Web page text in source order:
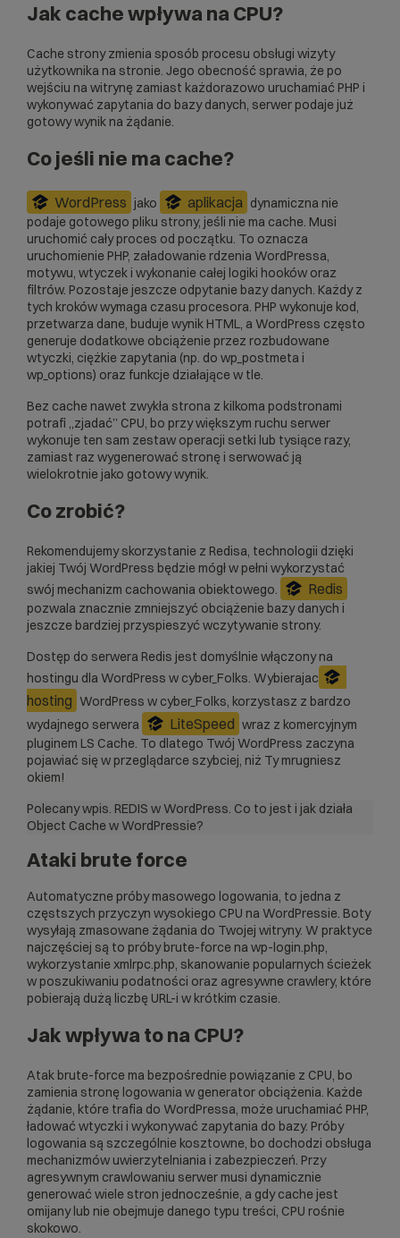
Jak cache wpływa na CPU?
Cache strony zmienia sposób procesu obsługi wizyty
użytkownika na stronie. Jego obecność sprawia, że po
wejściu na witrynę zamiast każdorazowo uruchamiać PHP i
wykonywać zapytania do bazy danych, serwer podaje już
gotowy wynik na żądanie.
Co jeśli nie ma cache?
WordPress jako aplikacja dynamiczna nie
podaje gotowego pliku strony, jeśli nie ma cache. Musi
uruchomić cały proces od początku. To oznacza
uruchomienie PHP, załadowanie rdzenia WordPressa,
motywu, wtyczek i wykonanie całej logiki hooków oraz
filtrów. Pozostaje jeszcze odpytanie bazy danych. Każdy z
tych kroków wymaga czasu procesora. PHP wykonuje kod,
przetwarza dane, buduje wynik HTML, a WordPress często
generuje dodatkowe obciążenie przez rozbudowane
wtyczki, ciężkie zapytania (np. do wp_postmeta i
wp_options) oraz funkcje działające w tle.
Bez cache nawet zwykła strona z kilkoma podstronami
potrafi „zjadać” CPU, bo przy większym ruchu serwer
wykonuje ten sam zestaw operacji setki lub tysiące razy,
zamiast raz wygenerować stronę i serwować ją
wielokrotnie jako gotowy wynik.
Co zrobić?
Rekomendujemy skorzystanie z Redisa, technologii dzięki
jakiej Twój WordPress będzie mógł w pełni wykorzystać
swój mechanizm cachowania obiektowego.
Redis
pozwala znacznie zmniejszyć obciążenie bazy danych i
jeszcze bardziej przyspieszyć wczytywanie strony.
Dostęp do serwera Redis jest domyślnie włączony na
hostingu dla WordPress w cyber_Folks. Wybierajac
hosting WordPress w cyber_Folks, korzystasz z bardzo
wydajnego serwera
LiteSpeed wraz z komercyjnym
pluginem LS Cache. To dlatego Twój WordPress zaczyna
pojawiać się w przeglądarce szybciej, niż Ty mrugniesz
okiem!
Polecany wpis. REDIS w WordPress. Co to jest i jak działa
Object Cache w WordPressie?
Ataki brute force
Automatyczne próby masowego logowania, to jedna z
częstszych przyczyn wysokiego CPU na WordPressie. Boty
wysyłają zmasowane żądania do Twojej witryny. W praktyce
najczęściej są to próby brute-force na wp-login.php,
wykorzystanie xmlrpc.php, skanowanie popularnych ścieżek
w poszukiwaniu podatności oraz agresywne crawlery, które
pobierają dużą liczbę URL-i w krótkim czasie.
Jak wpływa to na CPU?
Atak brute-force ma bezpośrednie powiązanie z CPU, bo
zamienia stronę logowania w generator obciążenia. Każde
żądanie, które trafia do WordPressa, może uruchamiać PHP,
ładować wtyczki i wykonywać zapytania do bazy. Próby
logowania są szczególnie kosztowne, bo dochodzi obsługa
mechanizmów uwierzytelniania i zabezpieczeń. Przy
agresywnym crawlowaniu serwer musi dynamicznie
generować wiele stron jednocześnie, a gdy cache jest
omijany lub nie obejmuje danego typu treści, CPU rośnie
skokowo.